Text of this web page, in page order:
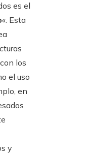
es el
«. Esta
los
el uso
en
y